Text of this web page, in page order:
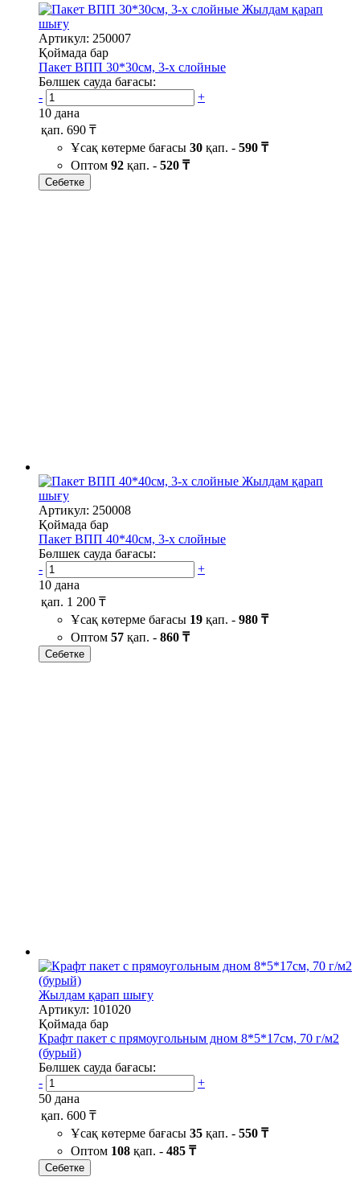
Жылдам қарап
шығу
Артикул: 250007
Қоймада бар
Пакет ВПП 30*30см, 3-х слойные
Бөлшек сауда бағасы:
-
+
10 дана
қап. 690 ₸
Ұсақ көтерме бағасы 30 қап. - 590 ₸
Оптом 92 қап. - 520 ₸
Себетке
Жылдам қарап
шығу
Артикул: 250008
Қоймада бар
Пакет ВПП 40*40см, 3-х слойные
Бөлшек сауда бағасы:
-
+
10 дана
қап. 1 200 ₸
Ұсақ көтерме бағасы 19 қап. - 980 ₸
Оптом 57 қап. - 860 ₸
Себетке
Жылдам қарап шығу
Артикул: 101020
Қоймада бар
Крафт пакет с прямоугольным дном 8*5*17см, 70 г/м2
(бурый)
Бөлшек сауда бағасы:
-
+
50 дана
қап. 600 ₸
Ұсақ көтерме бағасы 35 қап. - 550 ₸
Оптом 108 қап. - 485 ₸
Себетке